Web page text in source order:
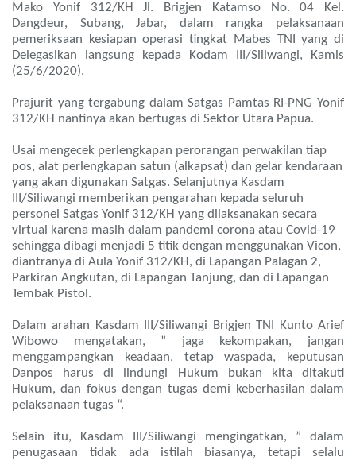
Mako Yonif 312/KH Jl. Brigjen Katamso No. 04 Kel.
Dangdeur, Subang, Jabar, dalam rangka pelaksanaan
pemeriksaan kesiapan operasi tingkat Mabes TNI yang di
Delegasikan langsung kepada Kodam III/Siliwangi, Kamis
(25/6/2020).
Prajurit yang tergabung dalam Satgas Pamtas RI-PNG Yonif
312/KH nantinya akan bertugas di Sektor Utara Papua.
Usai mengecek perlengkapan perorangan perwakilan tiap
pos, alat perlengkapan satun (alkapsat) dan gelar kendaraan
yang akan digunakan Satgas. Selanjutnya Kasdam
III/Siliwangi memberikan pengarahan kepada seluruh
personel Satgas Yonif 312/KH yang dilaksanakan secara
virtual karena masih dalam pandemi corona atau Covid-19
sehingga dibagi menjadi 5 titik dengan menggunakan Vicon,
diantranya di Aula Yonif 312/KH, di Lapangan Palagan 2,
Parkiran Angkutan, di Lapangan Tanjung, dan di Lapangan
Tembak Pistol.
Dalam arahan Kasdam III/Siliwangi Brigjen TNI Kunto Arief
Wibowo mengatakan, ” jaga kekompakan, jangan
menggampangkan keadaan, tetap waspada, keputusan
Danpos harus di lindungi Hukum bukan kita ditakuti
Hukum, dan fokus dengan tugas demi keberhasilan dalam
pelaksanaan tugas “.
Selain itu, Kasdam III/Siliwangi mengingatkan, ” dalam
penugasaan tidak ada istilah biasanya, tetapi selalu